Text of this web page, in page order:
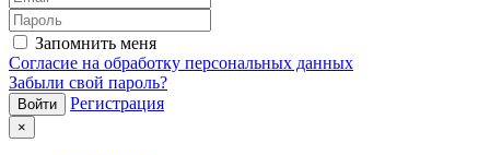
Запомнить меня
Согласие на обработку персональных данных
Забыли свой пароль?
Регистрация
×